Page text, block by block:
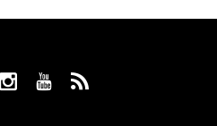
x r ,